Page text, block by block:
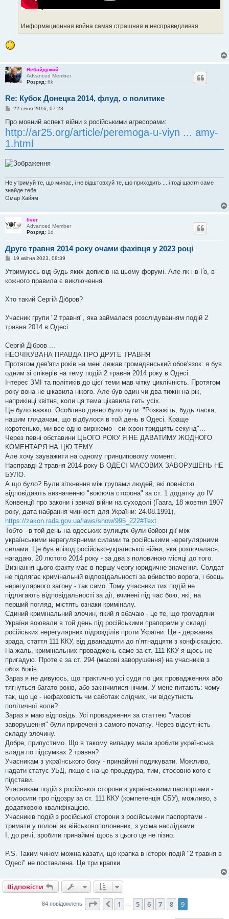
Информационная война самая страшная и несправедливая.
Небайдужий
Advanced Member
Розряд: 6k
Re: Кубок Донецка 2014, флуд, о политике
П
в
д
л
н
22 січня 2016, 07:23
Про мовний аспект війни з російськими агресорами:
http://ar25.org/article/peremoga-u-viyn ... amy-
1.html
Не утримуй те, що минає, і не відштовхуй те, що приходить ... і тоді щастя саме
знайде тебе.
Омар Хайям
liver
Advanced Member
Розряд: 1d
Друге травня 2014 року очами фахівця у 2023 році
П
в
д
л
н
я
19 квітня 2023, 08:39
Утримуюсь від будь яких дописів на цьому форумі. Але як і в Ґо, в
кожного правила є виключення.
Хто такий Сергій Дібров?
Учасник групи "2 травня", яка займалася розслідуванням подій 2
травня 2014 в Одесі
Сергій Дібров ...
НЕОЧІКУВАНА ПРАВДА ПРО ДРУГЕ ТРАВНЯ
Протягом дев'яти років на мені лежав громадянський обов'язок: я був
одним зі спікерів на тему подій 2 травня 2014 року в Одесі.
Інтерес ЗМІ та політиків до цієї теми мав чітку циклічність. Протягом
року вона не цікавила нікого. Але був один чи два тижні на рік,
наприкінці квітня, коли ця тема цікавила геть усіх.
Це було важко. Особливо дивно було чути: "Розкажіть, будь ласка,
нашим глядачам, що відбулося в той день в Одесі. Краще
коротенько, ми все одно виріжемо - синхрон тридцять секунд"...
Через певні обставини ЦЬОГО РОКУ Я НЕ ДАВАТИМУ ЖОДНОГО
КОМЕНТАРЯ НА ЦЮ ТЕМУ.
Але хочу зауважити на одному принциповому моменті.
Насправді 2 травня 2014 року В ОДЕСІ МАСОВИХ ЗАВОРУШЕНЬ НЕ
БУЛО.
А що було? Були зіткнення між групами людей, які повністю
відповідають визначенню "воююча сторона" за ст. 1 додатку до IV
Конвенції про закони і звичаї війни на суходолі (Гаага, 18 жовтня 1907
року, дата набрання чинності для України: 24.08.1991),
https://zakon.rada.gov.ua/laws/show/995_222#Text
Тобто - в той день на одеських вулицях були бойові дії між
українськими нерегулярними силами та російськими нерегулярними
силами. Це був епізод російсько-української війни, яка розпочалася,
нагадаю, 20 лютого 2014 року - за два з половиною місяці до того.
Визнання цього факту має в першу чергу юридичне значення. Солдат
не підлягає кримінальній відповідальності за вбивство ворога, і боєць
нерегулярного загону - так само. Тому учасники тих подій не
підлягають відповідальності за дії, вчинені під час бою, які, на
перший погляд, містять ознаки криміналу.
Єдиний кримінальний злочин, який я вбачаю - це те, що громадяни
України воювали в той день під російськими прапорами у складі
російських нерегулярних підрозділів проти України. Це - державна
зрада, стаття 111 ККУ, від дванадцяти до п’ятнадцяти з конфіскацією.
На жаль, кримінальних проваджень саме за ст. 111 ККУ я щось не
пригадую. Проте є за ст. 294 (масові заворушення) на учасників з
обох боків.
Зараз я не дивуюсь, що практично усі суди по цих провадженнях або
тягнуться багато років, або закінчилися нічим. У мене питають: чому
так, що це - нефаховість чи саботаж слідчих, чи відсутність
політичної воли?
Зараз я маю відповідь. Усі провадження за статтею "масові
заворушення" були приречені з самого початку. Через відсутність
складу злочину.
Добре, припустимо. Що в такому випадку мала зробити українська
влада по підсумках 2 травня?
Учасникам з українського боку - принаймні подякувати. Можливо,
надати статус УБД, якщо є на це процедура, тим, стосовно кого є
підстави.
Учасникам подій з російської сторони з українськими паспортами -
оголосити про підозру за ст. 111 ККУ (компетенція СБУ), можливо, з
додатковою кваліфікацією.
Учасників подій з російської сторони з російськими паспортами -
тримати у полоні як військовополонених, з усіма наслідками.
І, до речі, зробити принаймні щось з цього це не пізно.
P.S. Таким чином можна казати, що крапка в історіх подій "2 травня в
Одесі" не поставлена. Це три крапки
Відповісти
84 повідомлень Сторінка9 з9
Поперед.
1 … 5 6 7 8 9